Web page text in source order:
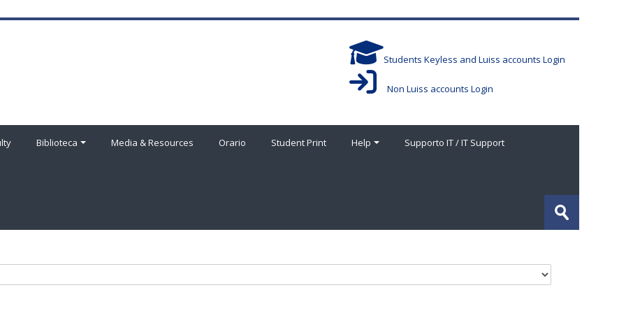
Students Keyless and Luiss accounts Login
Non Luiss accounts Login
Biblioteca Media & Resources Orario Student Print Help Supporto IT / IT Support
Submit